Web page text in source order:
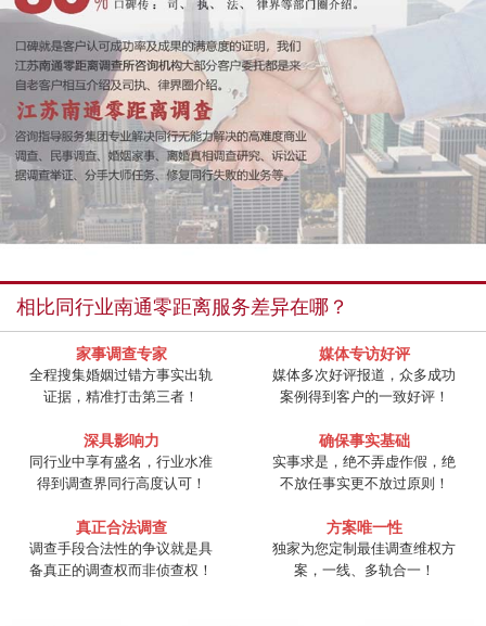
相比同行业南通零距离服务差异在哪？
家事调查专家
全程搜集婚姻过错方事实出轨
证据，精准打击第三者！
媒体专访好评
媒体多次好评报道，众多成功
案例得到客户的一致好评！
深具影响力
同行业中享有盛名，行业水准
得到调查界同行高度认可！
确保事实基础
实事求是，绝不弄虚作假，绝
不放任事实更不放过原则！
真正合法调查
调查手段合法性的争议就是具
备真正的调查权而非侦查权！
方案唯一性
独家为您定制最佳调查维权方
案，一线、多轨合一！